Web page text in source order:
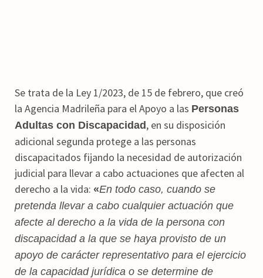
Se trata de la Ley 1/2023, de 15 de febrero, que creó
la Agencia Madrileña para el Apoyo a las Personas
Adultas con Discapacidad, en su disposición
adicional segunda protege a las personas
discapacitados fijando la necesidad de autorización
judicial para llevar a cabo actuaciones que afecten al
derecho a la vida: «En todo caso, cuando se
pretenda llevar a cabo cualquier actuación que
afecte al derecho a la vida de la persona con
discapacidad a la que se haya provisto de un
apoyo de carácter representativo para el ejercicio
de la capacidad jurídica o se determine de